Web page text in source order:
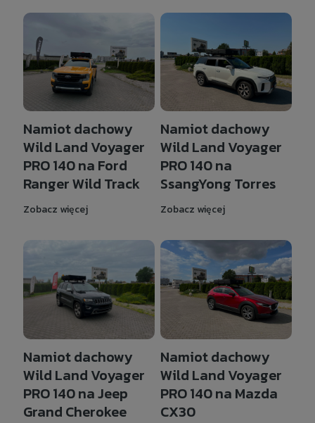
Namiot dachowy
Wild Land Voyager
PRO 140 na Ford
Ranger Wild Track
Zobacz więcej
Namiot dachowy
Wild Land Voyager
PRO 140 na
SsangYong Torres
Zobacz więcej
Namiot dachowy
Wild Land Voyager
PRO 140 na Jeep
Grand Cherokee
Namiot dachowy
Wild Land Voyager
PRO 140 na Mazda
CX30